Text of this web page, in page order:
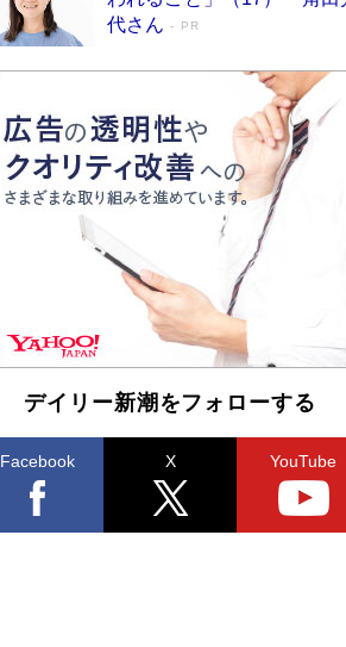
美輪明宏 晩年の回答を集めた『ほほえんで生
「『火垂るの墓』は、大嘘である」原作者が抱
続けた“自責の念”とは…「自己憐憫は描きたく
い」監督が徹底的にこだわったこと（後編）
戦争の記憶
Book Bang
入社10年目にして最下位の営業がトップに大逆
転 上司の“意外な一言”から生まれた「雑談の
Book Bang
皇室はなぜ世界から尊敬されているのか？ 「
皇陛下はお元気でおられるか」がサウジ国王の
一声になる理由
代さん
PR
デイリー新潮をフォローする
Facebook X YouTube